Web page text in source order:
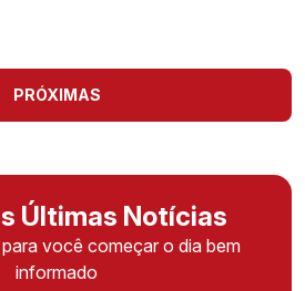
PRÓXIMAS
Últimas Notícias
você começar o dia bem
informado